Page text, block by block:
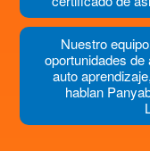
Nuestro
oportunidades
auto
hablan